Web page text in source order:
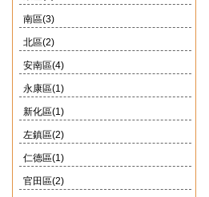
南區(3)
北區(2)
安南區(4)
永康區(1)
新化區(1)
左鎮區(2)
仁德區(1)
官田區(2)